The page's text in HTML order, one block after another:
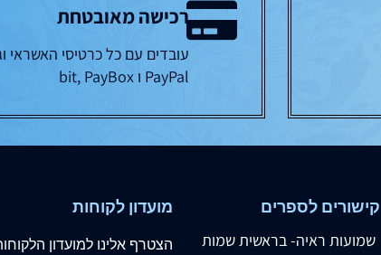
רכישה מאובטחת
עובדים עם כל כרטיסי האשראי
PayPal ו bit, PayBox
קישורים לספרים
שמועות ראיה- בראשית שמות
מועדון לקוחות
הצטרף אלינו למועדון